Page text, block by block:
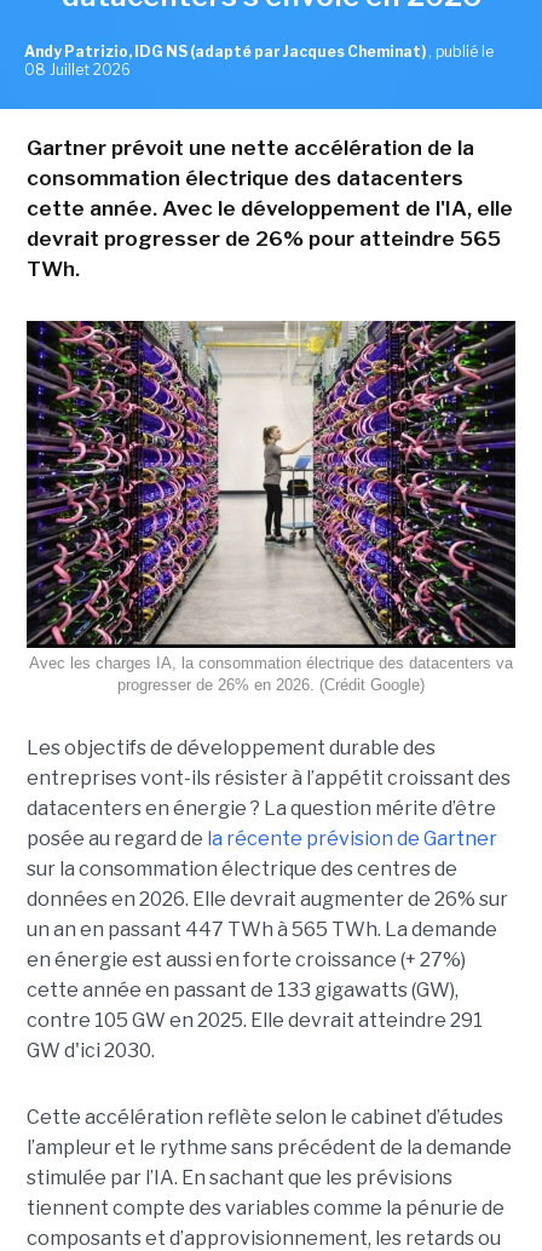
Andy Patrizio, IDG NS (adapté par Jacques Cheminat) , publié le
08 Juillet 2026
Gartner prévoit une nette accélération de la
consommation électrique des datacenters
cette année. Avec le développement de l'IA, elle
devrait progresser de 26% pour atteindre 565
TWh.
Avec les charges IA, la consommation électrique des datacenters va
progresser de 26% en 2026. (Crédit Google)
Les objectifs de développement durable des
entreprises vont-ils résister à l’appétit croissant des
datacenters en énergie ? La question mérite d’être
posée au regard de la récente prévision de Gartner
sur la consommation électrique des centres de
données en 2026. Elle devrait augmenter de 26% sur
un an en passant 447 TWh à 565 TWh. La demande
en énergie est aussi en forte croissance (+ 27%)
cette année en passant de 133 gigawatts (GW),
contre 105 GW en 2025. Elle devrait atteindre 291
GW d'ici 2030.
Cette accélération reflète selon le cabinet d’études
l’ampleur et le rythme sans précédent de la demande
stimulée par l’IA. En sachant que les prévisions
tiennent compte des variables comme la pénurie de
composants et d’approvisionnement, les retards ou